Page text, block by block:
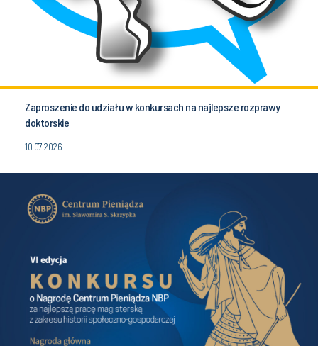
Zaproszenie do udziału w konkursach na najlepsze rozprawy
doktorskie
10.07.2026